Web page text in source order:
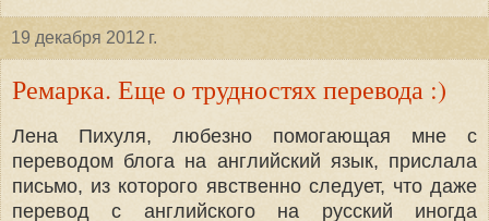
19 декабря 2012 г.
Ремарка. Еще о трудностях перевода :)
Лена Пихуля, любезно помогающая мне с
переводом блога на английский язык, прислала
письмо, из которого явственно следует, что даже
перевод с английского на русский иногда